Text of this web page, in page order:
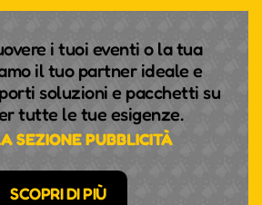
i tuoi eventi o la tua
il tuo partner ideale e
soluzioni e pacchetti su
tutte le tue esigenze.
SEZIONE PUBBLICITÀ
SCOPRI DI PIÙ